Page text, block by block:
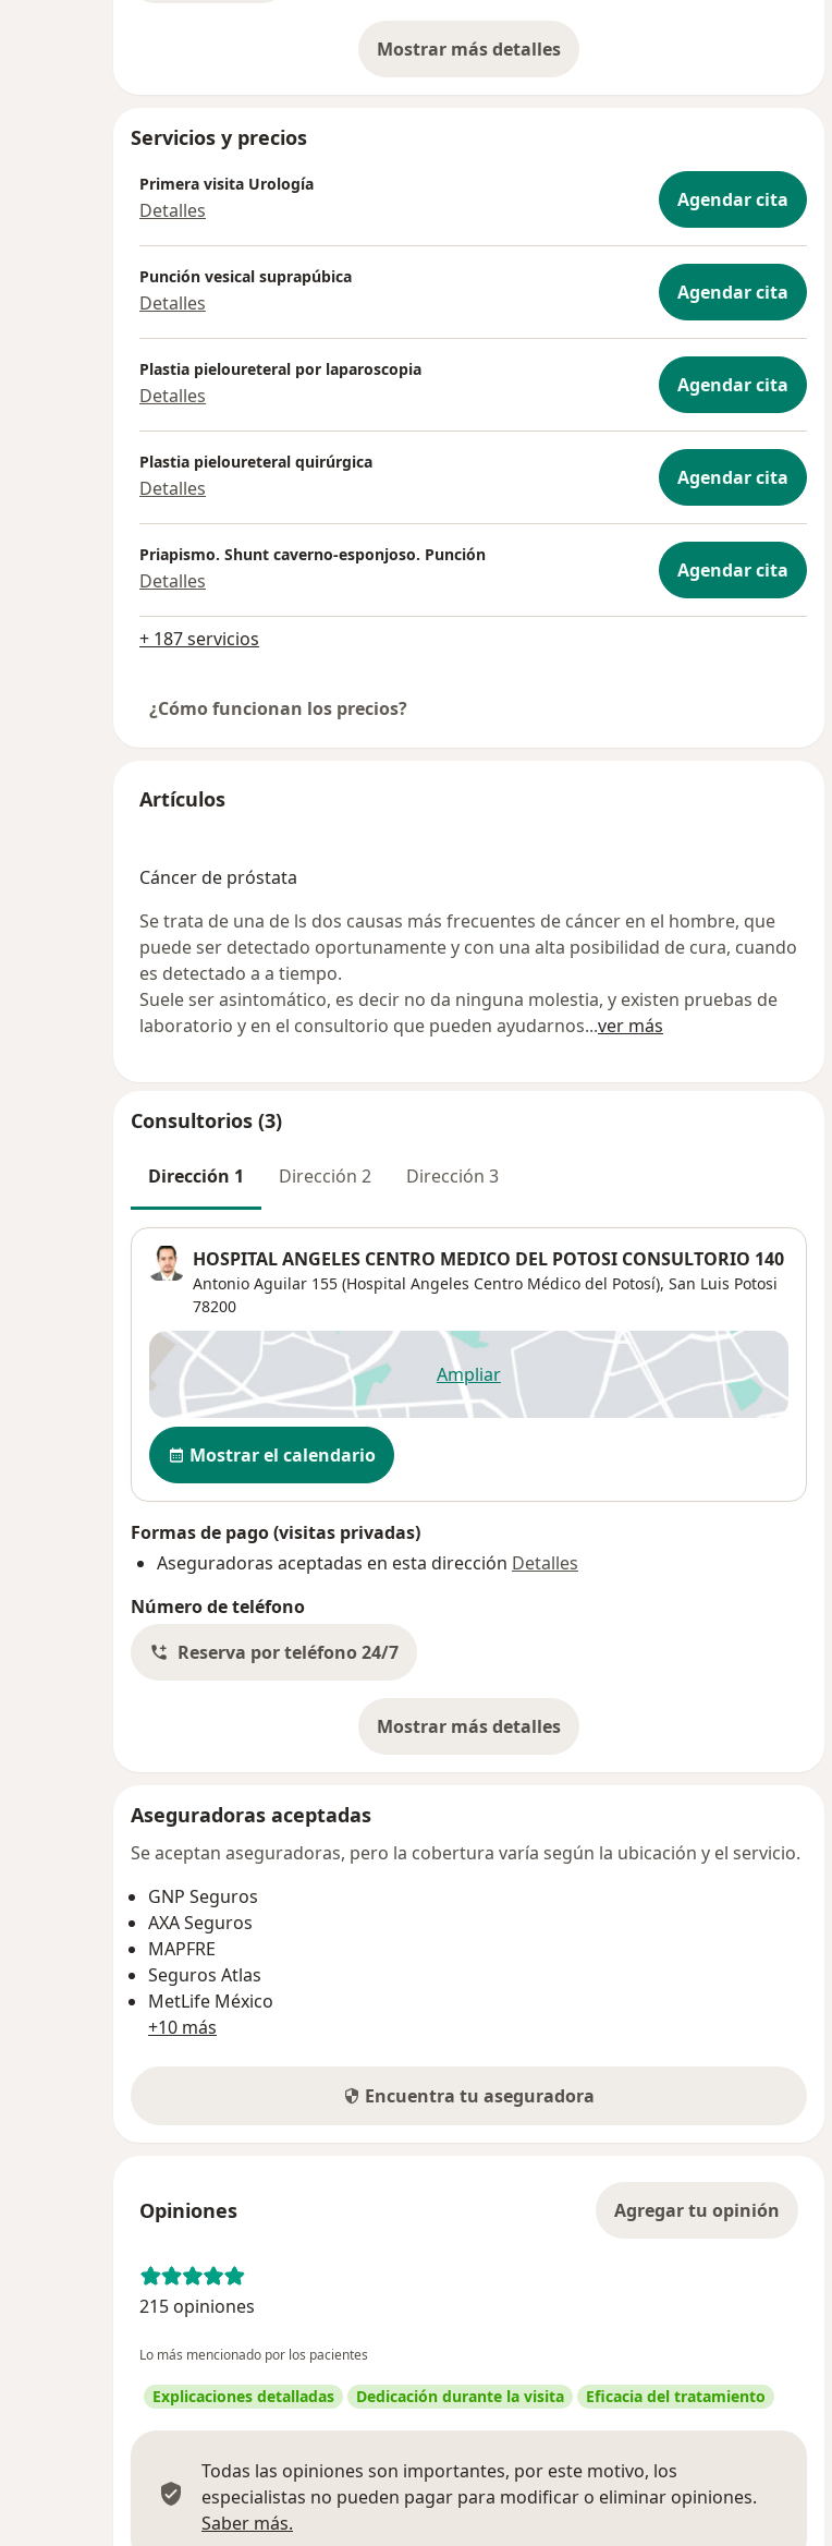
Mostrar más detalles
sobre la experiencia
Servicios y precios
Primera visita Urología
Detalles Agendar cita
Punción vesical suprapúbica
Detalles Agendar cita
Plastia pieloureteral por laparoscopia
Detalles Agendar cita
Plastia pieloureteral quirúrgica
Detalles Agendar cita
Priapismo. Shunt caverno-esponjoso. Punción
Detalles Agendar cita
+ 187 servicios
¿Cómo funcionan los precios?
Artículos
Cáncer de próstata
Se trata de una de ls dos causas más frecuentes de cáncer en el hombre, que
puede ser detectado oportunamente y con una alta posibilidad de cura, cuando
es detectado a a tiempo.
Suele ser asintomático, es decir no da ninguna molestia, y existen pruebas de
laboratorio y en el consultorio que pueden ayudarnos...ver más
Consultorios (3)
Dirección 1 Dirección 2 Dirección 3
HOSPITAL ANGELES CENTRO MEDICO DEL POTOSI CONSULTORIO 140
Antonio Aguilar 155 (Hospital Angeles Centro Médico del Potosí), San Luis Potosi
78200
Ampliarse abre en una nueva pestaña
Disponibilidad
Mostrar el calendario
Formas de pago (visitas privadas)
Aseguradoras aceptadas en esta dirección Detalles
Número de teléfono
Reserva por teléfono 24/7
Mostrar más detalles
sobre la dirección
Aseguradoras aceptadas
Se aceptan aseguradoras, pero la cobertura varía según la ubicación y el servicio.
GNP Seguros
AXA Seguros
MAPFRE
Seguros Atlas
MetLife México
+10 más
Encuentra tu aseguradora
Opiniones Agregar tu opinión
215 opiniones
Lo más mencionado por los pacientes
Explicaciones detalladas Dedicación durante la visita Eficacia del tratamiento
Todas las opiniones son importantes, por este motivo, los
especialistas no pueden pagar para modificar o eliminar opiniones.
Saber más.